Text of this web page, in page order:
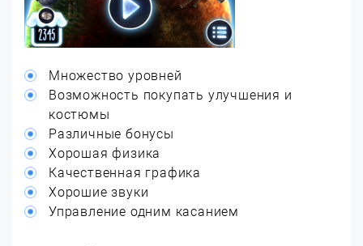
Множество уровней
Возможность покупать улучшения и
костюмы
Различные бонусы
Хорошая физика
Качественная графика
Хорошие звуки
Управление одним касанием